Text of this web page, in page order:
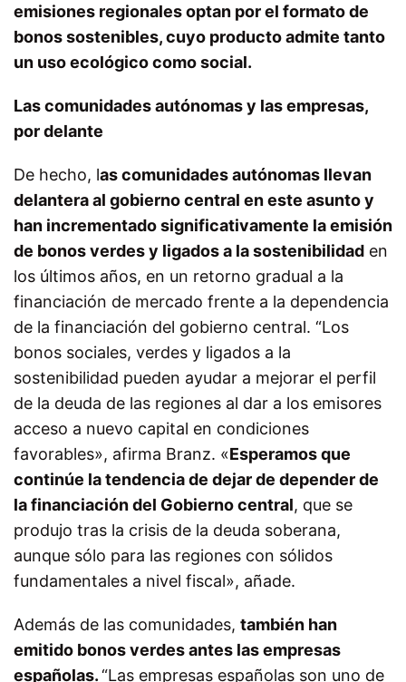
emisiones regionales optan por el formato de
bonos sostenibles, cuyo producto admite tanto
un uso ecológico como social.
Las comunidades autónomas y las empresas,
por delante
De hecho, las comunidades autónomas llevan
delantera al gobierno central en este asunto y
han incrementado significativamente la emisión
de bonos verdes y ligados a la sostenibilidad en
los últimos años, en un retorno gradual a la
financiación de mercado frente a la dependencia
de la financiación del gobierno central. “Los
bonos sociales, verdes y ligados a la
sostenibilidad pueden ayudar a mejorar el perfil
de la deuda de las regiones al dar a los emisores
acceso a nuevo capital en condiciones
favorables», afirma Branz. «Esperamos que
continúe la tendencia de dejar de depender de
la financiación del Gobierno central, que se
produjo tras la crisis de la deuda soberana,
aunque sólo para las regiones con sólidos
fundamentales a nivel fiscal», añade.
Además de las comunidades, también han
emitido bonos verdes antes las empresas
españolas.“Las empresas españolas son uno de